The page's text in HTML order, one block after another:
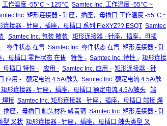
工作温度 -55°C ~ 125°C Samtec Inc. 工作温度 -55°C ~
Inc. 矩形连接器 - 针座，插座，母插口 工作温度 -55°C ~
连接器 - 针座，插座，母插口 系列 FleXYZ?? ESQT Samtec
Samtec Inc. 包装 散装
矩形连接器 - 针座，插座，母插
零件状态 在售 Samtec Inc. 零件状态 在售 矩形连接器 - 针
母插口 零件状态 在售 特性 - Samtec Inc. 特性 - 矩形连接
母插口 特性 - 应用 - Samtec Inc. 应用 - 矩形连接器 - 针
应用 - 额定电流 4.5A/触头 Samtec Inc. 额定电流 4.5A/触
形连接器 - 针座，插座，母插口 额定电流 4.5A/触头
端
焊接 Samtec Inc. 矩形连接器 - 针座，插座，母插口 端接 焊
插座，母插口 触头材料 磷青铜 Samtec Inc. 矩形连接器 - 针
型 叉状 矩形连接器 - 针座，插座，母插口 触头类型 叉